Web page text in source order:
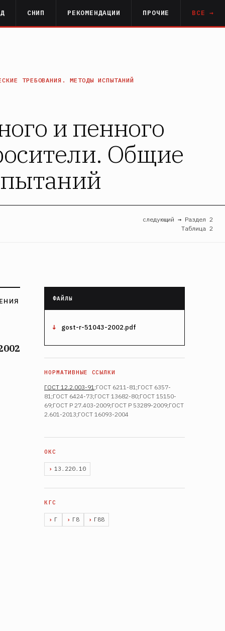
СНИП РЕКОМЕНДАЦИИ ПРОЧИЕ ВСЕ →
ТРЕБОВАНИЯ. МЕТОДЫ ИСПЫТАНИЙ
и пенного
Общие
следующий → Раздел 2
Таблица 2
gost-r-51043-2002.pdf
ГОСТ 12.2.003-91 ;ГОСТ 6211-81;ГОСТ 6357-
81;ГОСТ 6424-73;ГОСТ 13682-80;ГОСТ 15150-
69;ГОСТ Р 27.403-2009;ГОСТ Р 53289-2009;ГОСТ
2.601-2013;ГОСТ 16093-2004
13.220.10
Г Г8 Г88